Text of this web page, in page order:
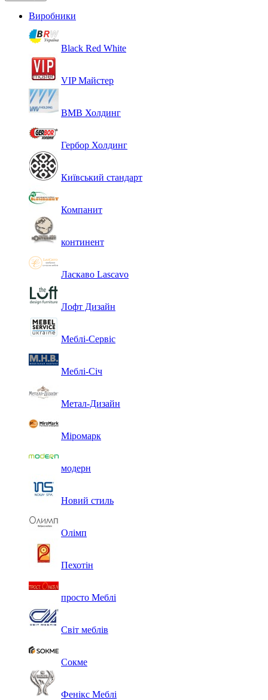
Виробники
Black Red White
VIP Майстер
ВМВ Холдинг
Гербор Холдинг
Київський стандарт
Компанит
континент
Ласкаво Lascavo
Лофт Дизайн
Меблі-Сервіс
Меблі-Січ
Метал-Дизайн
Міромарк
модерн
Новий стиль
Олімп
Пехотін
просто Меблі
Світ меблів
Сокме
Фенікс Меблі